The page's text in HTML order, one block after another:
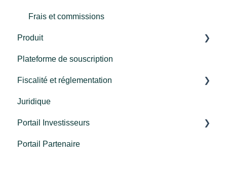
Frais et commissions
Produit
Millésime 2024
Millésime 2023
Millésime 2022
Millésime 2021
FCPR
Plateforme de souscription
Fiscalité et réglementation
Fiscalité
Réglementation
Juridique
Portail Investisseurs
Connexion
Portail Partenaire